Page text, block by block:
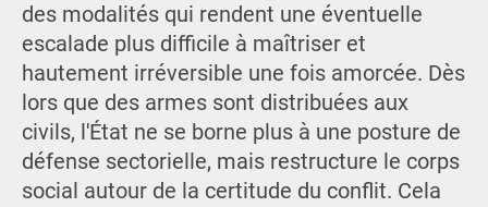
des modalités qui rendent une éventuelle
escalade plus difficile à maîtriser et
hautement irréversible une fois amorcée. Dès
lors que des armes sont distribuées aux
civils, l'État ne se borne plus à une posture de
défense sectorielle, mais restructure le corps
social autour de la certitude du conflit. Cela